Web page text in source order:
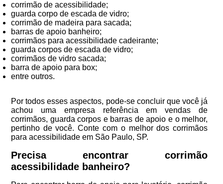
corrimão de acessibilidade;
guarda corpo de escada de vidro;
corrimão de madeira para sacada;
barras de apoio banheiro;
corrimãos para acessibilidade cadeirante;
guarda corpos de escada de vidro;
corrimãos de vidro sacada;
barra de apoio para box;
entre outros.
Por todos esses aspectos, pode-se concluir que você já
achou uma empresa referência em vendas de
corrimãos, guarda corpos e barras de apoio e o melhor,
pertinho de você. Conte com o melhor dos corrimãos
para acessibilidade em São Paulo, SP.
Precisa encontrar corrimão
acessibilidade banheiro?